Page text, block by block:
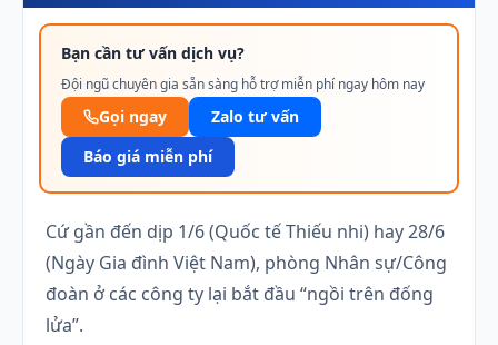
Bạn cần tư vấn dịch vụ?
Đội ngũ chuyên gia sẵn sàng hỗ trợ miễn phí ngay hôm nay
Gọi ngay
Zalo tư vấn
Báo giá miễn phí
Cứ gần đến dịp 1/6 (Quốc tế Thiếu nhi) hay 28/6
(Ngày Gia đình Việt Nam), phòng Nhân sự/Công
đoàn ở các công ty lại bắt đầu “ngồi trên đống
lửa”.